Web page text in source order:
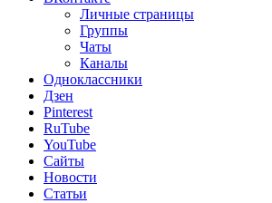
Личные страницы
Группы
Чаты
Каналы
Одноклассники
Дзен
Pinterest
RuTube
YouTube
Сайты
Новости
Статьи